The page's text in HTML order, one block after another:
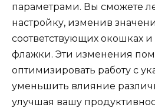
параметрами. Вы сможете
настройку, изменив
соответствующих окошках
флажки. Эти изменения
оптимизировать работу с
уменьшить влияние
улучшая вашу